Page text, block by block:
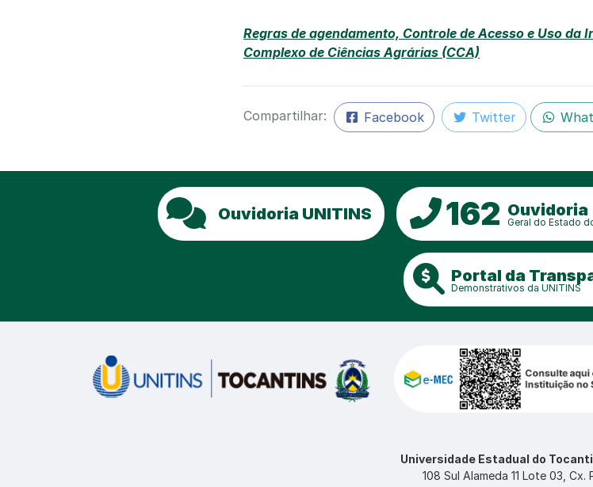
Regras de agendamento, Controle de Acesso e Uso da
Complexo de Ciências Agrárias (CCA)
Compartilhar: Facebook Twitter
Ouvidoria UNITINS 162 Ouvidoria
Geral do Estado
Portal da
Demonstrativos da UNITINS
Universidade Estadual do
108 Sul Alameda 11 Lote 03, Cx.